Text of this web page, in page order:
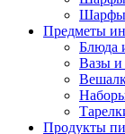
Шарфы
Предметы
Блюда
Вазы
Продукты